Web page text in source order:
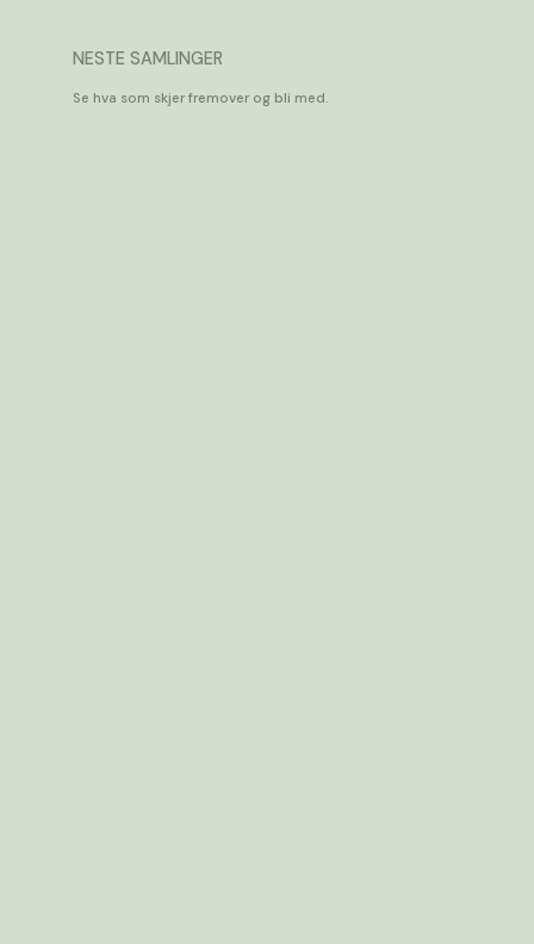
NESTE SAMLINGER
Se hva som skjer fremover og bli med.